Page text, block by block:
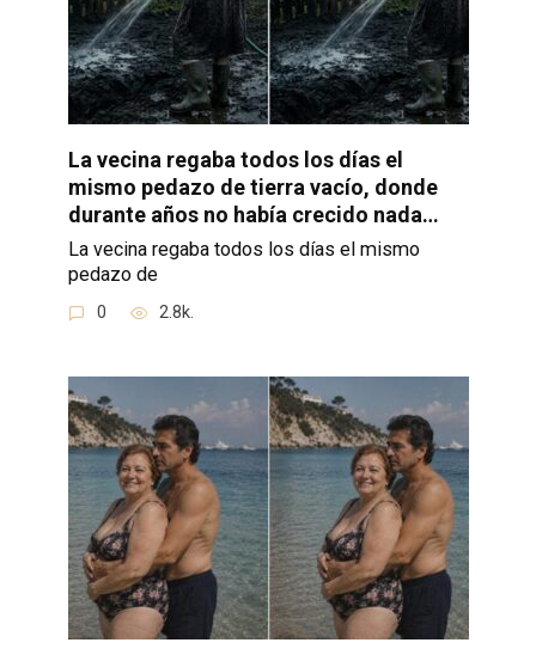
La vecina regaba todos los días el
mismo pedazo de tierra vacío, donde
durante años no había crecido nada…
La vecina regaba todos los días el mismo
pedazo de
0 2.8k.